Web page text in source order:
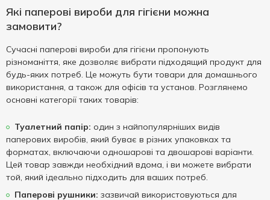
Які паперові вироби для гігієни можна
замовити?
Сучасні паперові вироби для гігієни пропонують
різноманіття, яке дозволяє вибрати підходящий продукт для
будь-яких потреб. Це можуть бути товари для домашнього
використання, а також для офісів та установ. Розглянемо
основні категорії таких товарів:
Туалетний папір: один з найпопулярніших видів
паперових виробів, який буває в різних упаковках та
форматах, включаючи одношарові та двошарові варіанти.
Цей товар завжди необхідний вдома, і ви можете вибрати
той, який ідеально підходить для ваших потреб.
Паперові рушники: зазвичай використовуються для